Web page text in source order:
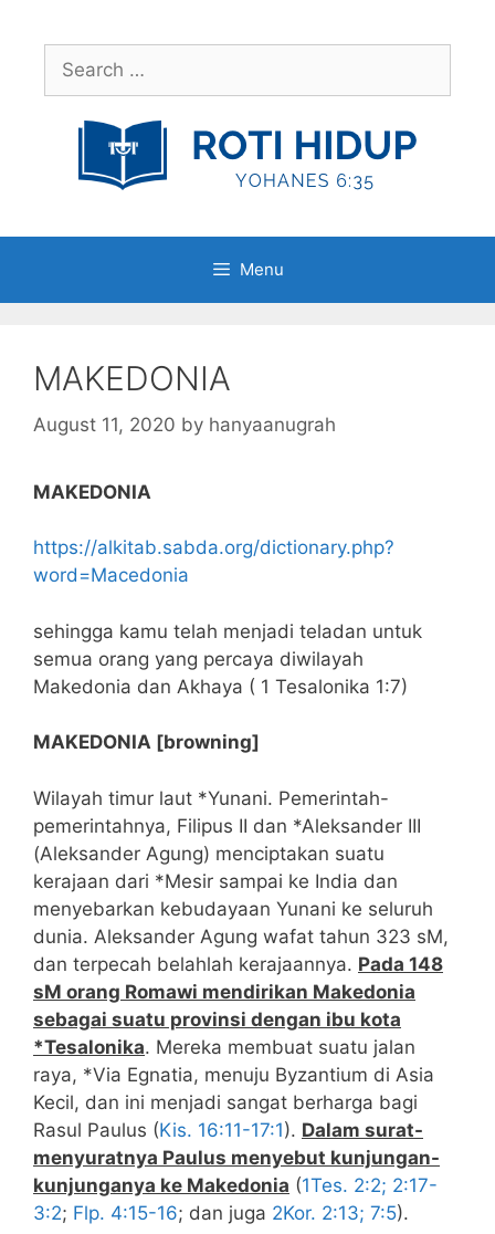
contentSearch
for:
Menu
MAKEDONIA
August 11, 2020 by hanyaanugrah
MAKEDONIA
https://alkitab.sabda.org/dictionary.php?
word=Macedonia
sehingga kamu telah menjadi teladan untuk
semua orang yang percaya diwilayah
Makedonia dan Akhaya ( 1 Tesalonika 1:7)
MAKEDONIA [browning]
Wilayah timur laut *Yunani. Pemerintah-
pemerintahnya, Filipus II dan *Aleksander III
(Aleksander Agung) menciptakan suatu
kerajaan dari *Mesir sampai ke India dan
menyebarkan kebudayaan Yunani ke seluruh
dunia. Aleksander Agung wafat tahun 323 sM,
dan terpecah belahlah kerajaannya. Pada 148
sM orang Romawi mendirikan Makedonia
sebagai suatu provinsi dengan ibu kota
*Tesalonika. Mereka membuat suatu jalan
raya, *Via Egnatia, menuju Byzantium di Asia
Kecil, dan ini menjadi sangat berharga bagi
Rasul Paulus (Kis. 16:11-17:1). Dalam surat-
menyuratnya Paulus menyebut kunjungan-
kunjunganya ke Makedonia (1Tes. 2:2; 2:17-
3:2; Flp. 4:15-16; dan juga 2Kor. 2:13; 7:5).